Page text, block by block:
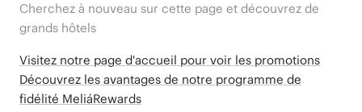
Cherchez à nouveau sur cette page et découvrez de
grands hôtels
Visitez notre page d'accueil pour voir les promotions
Découvrez les avantages de notre programme de
fidélité MeliáRewards